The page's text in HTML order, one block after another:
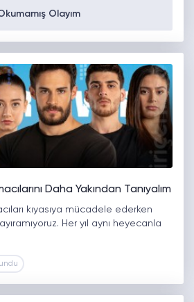
Olayım
Daha Yakından Tanıyalım
kıyasıya mücadele ederken
Her yıl aynı heyecanla